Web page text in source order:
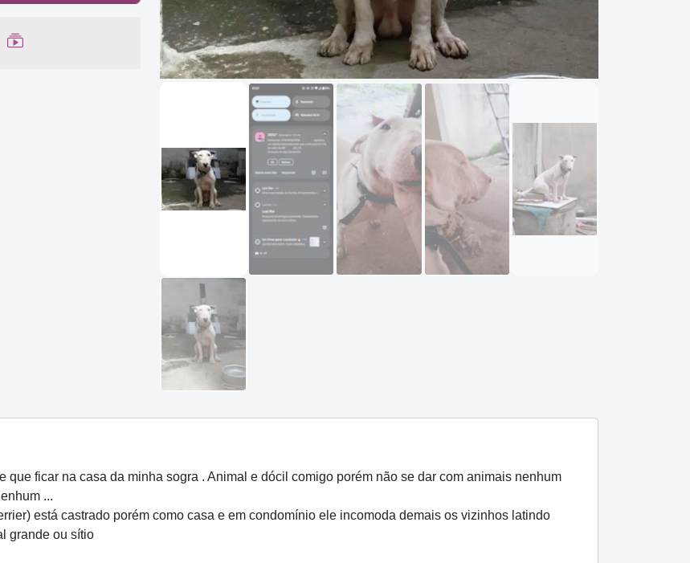
Facebook
no WhatsApp
Ver Web Story
que ficar na casa da minha sogra . Animal e dócil comigo porém não se dar com animais nenhum
...
está castrado porém como casa e em condomínio ele incomoda demais os vizinhos latindo
grande ou sítio